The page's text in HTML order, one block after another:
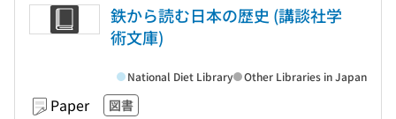
鉄から読む日本の歴史 (講談社学
術文庫)
Paper 図書
National Diet Library Other Libraries in Japan